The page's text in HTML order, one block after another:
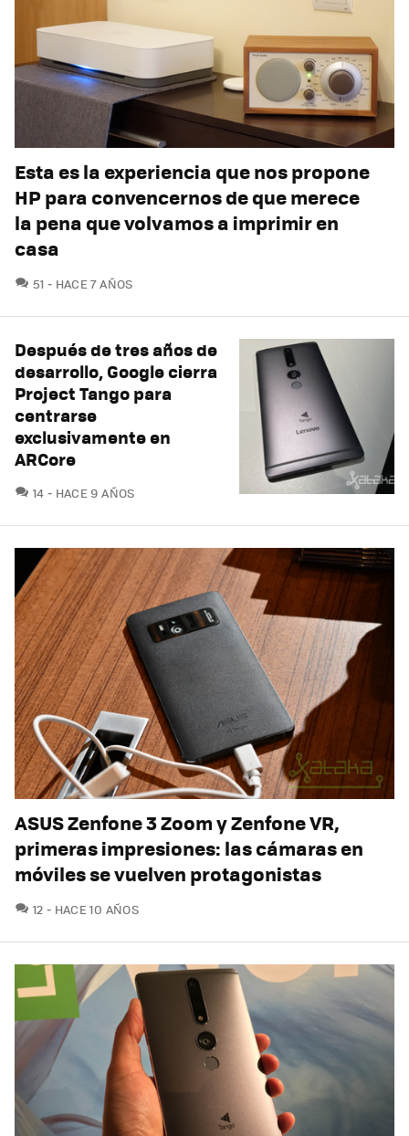
Esta es la experiencia que nos propone
HP para convencernos de que merece
la pena que volvamos a imprimir en
casa
51 COMENTARIOS
HACE 7 AÑOS
Después de tres años de
desarrollo, Google cierra
Project Tango para
centrarse
exclusivamente en
ARCore
14 COMENTARIOS
HACE 9 AÑOS
ASUS Zenfone 3 Zoom y Zenfone VR,
primeras impresiones: las cámaras en
móviles se vuelven protagonistas
12 COMENTARIOS
HACE 10 AÑOS